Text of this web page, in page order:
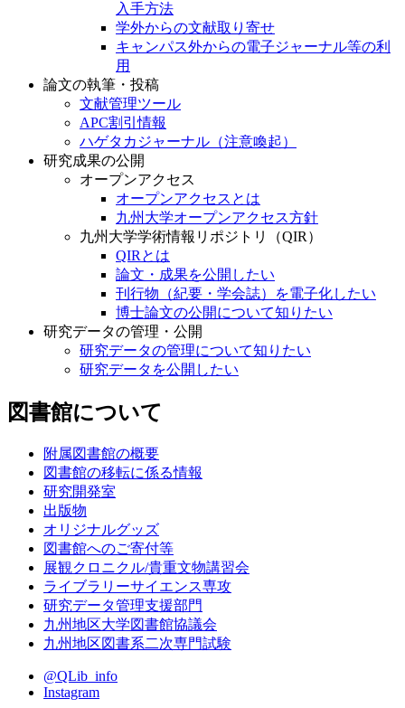
入手方法
学外からの文献取り寄せ
キャンパス外からの電子ジャーナル等の利
用
論文の執筆・投稿
文献管理ツール
APC割引情報
ハゲタカジャーナル（注意喚起）
研究成果の公開
オープンアクセス
オープンアクセスとは
九州大学オープンアクセス方針
九州大学学術情報リポジトリ（QIR）
QIRとは
論文・成果を公開したい
刊行物（紀要・学会誌）を電子化したい
博士論文の公開について知りたい
研究データの管理・公開
研究データの管理について知りたい
研究データを公開したい
図書館について
附属図書館の概要
図書館の移転に係る情報
研究開発室
出版物
オリジナルグッズ
図書館へのご寄付等
展観クロニクル/貴重文物講習会
ライブラリーサイエンス専攻
研究データ管理支援部門
九州地区大学図書館協議会
九州地区図書系二次専門試験
@QLib_info
Instagram